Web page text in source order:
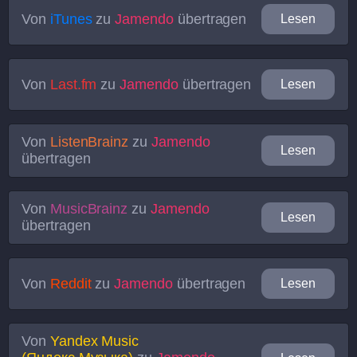
Von iTuneszuJamendoübertragen Lesen
Von Last.fm zuJamendoübertragen Lesen
Von ListenBrainz zu Jamendo
übertragen
Lesen
Von MusicBrainz zu Jamendo
übertragen
Lesen
Von RedditzuJamendoübertragen Lesen
Von Yandex Music